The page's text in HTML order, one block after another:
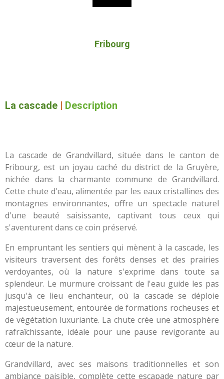
Fribourg
La cascade Description
La cascade de Grandvillard, située dans le canton de
Fribourg, est un joyau caché du district de la Gruyère,
nichée dans la charmante commune de Grandvillard.
Cette chute d'eau, alimentée par les eaux cristallines des
montagnes environnantes, offre un spectacle naturel
d'une beauté saisissante, captivant tous ceux qui
s'aventurent dans ce coin préservé.
En empruntant les sentiers qui mènent à la cascade, les
visiteurs traversent des forêts denses et des prairies
verdoyantes, où la nature s'exprime dans toute sa
splendeur. Le murmure croissant de l'eau guide les pas
jusqu'à ce lieu enchanteur, où la cascade se déploie
majestueusement, entourée de formations rocheuses et
de végétation luxuriante. La chute crée une atmosphère
rafraîchissante, idéale pour une pause revigorante au
cœur de la nature.
Grandvillard, avec ses maisons traditionnelles et son
ambiance paisible, complète cette escapade nature par